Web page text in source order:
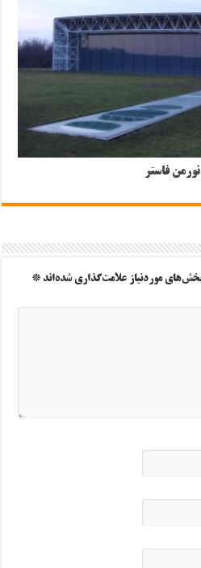
فاستر
موردنیاز علامت‌گذاری شده‌اند*